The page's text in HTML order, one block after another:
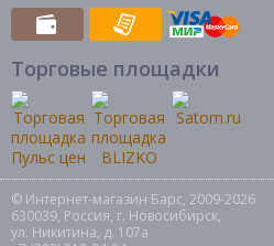
Торговые площадки
© Интернет-магазин Барс, 2009-2026
630039, Россия, г. Новосибирск,
ул. Никитина, д. 107а